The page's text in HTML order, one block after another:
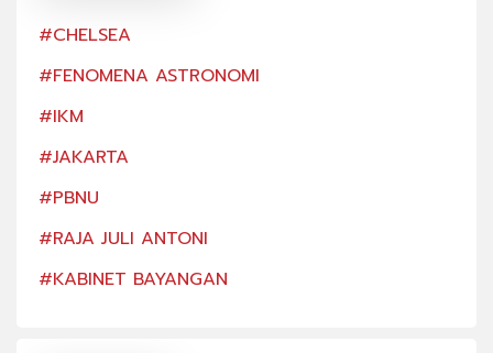
#CHELSEA
#FENOMENA ASTRONOMI
#IKM
#JAKARTA
#PBNU
#RAJA JULI ANTONI
#KABINET BAYANGAN